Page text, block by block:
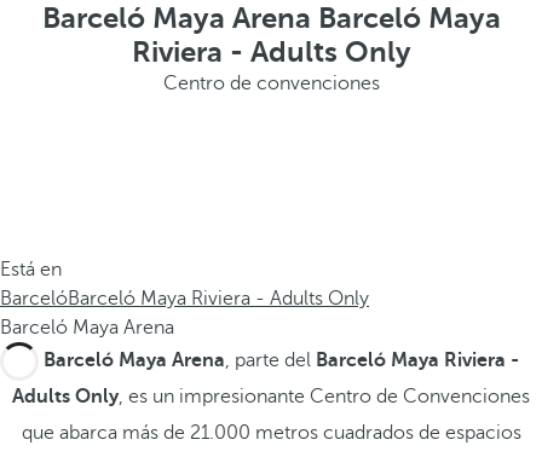
Barceló Maya Arena Barceló Maya
Riviera - Adults Only
Centro de convenciones
Está en
BarcelóBarceló Maya Riviera - Adults Only
Barceló Maya Arena
Barceló Maya Arena, parte del Barceló Maya Riviera -
Adults Only, es un impresionante Centro de Convenciones
que abarca más de 21.000 metros cuadrados de espacios